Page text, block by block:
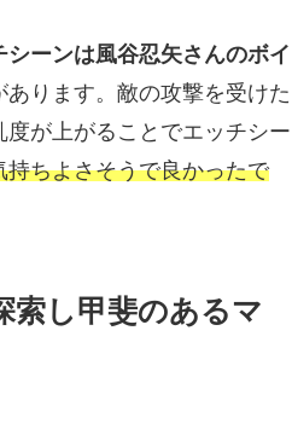
シーンは風谷忍矢さんのボイ
ります。敵の攻撃を受けた
が上がることでエッチシー
ちよさそうで良かったで
し甲斐のあるマ